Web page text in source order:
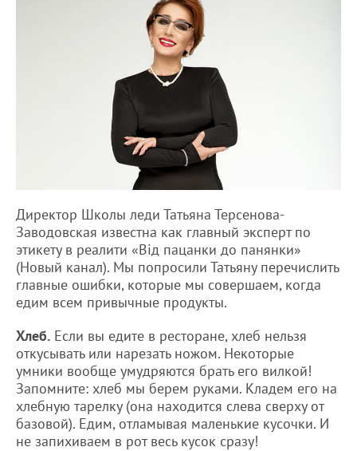
Директор Школы леди Татьяна Терсенова-
Заводовская известна как главный эксперт по
этикету в реалити «Від пацанки до панянки»
(Новый канал). Мы попросили Татьяну перечислить
главные ошибки, которые мы совершаем, когда
едим всем привычные продукты.
Хлеб. Если вы едите в ресторане, хлеб нельзя
откусывать или нарезать ножом. Некоторые
умники вообще умудряются брать его вилкой!
Запомните: хлеб мы берем руками. Кладем его на
хлебную тарелку (она находится слева сверху от
базовой). Едим, отламывая маленькие кусочки. И
не запихиваем в рот весь кусок сразу!